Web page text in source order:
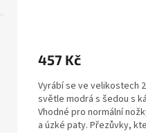
457 Kč
Vyrábí se ve velikostech
světle modrá s šedou s
Vhodné pro normální
a úzké paty. Přezůvky,